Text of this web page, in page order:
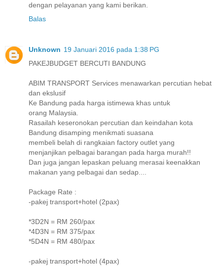
dengan pelayanan yang kami berikan.
Balas
Unknown 19 Januari 2016 pada 1:38 PG
PAKEJBUDGET BERCUTI BANDUNG
ABIM TRANSPORT Services menawarkan percutian hebat
dan ekslusif
Ke Bandung pada harga istimewa khas untuk
orang Malaysia.
Rasailah keseronokan percutian dan keindahan kota
Bandung disamping menikmati suasana
membeli belah di rangkaian factory outlet yang
menjanjikan pelbagai barangan pada harga murah!!
Dan juga jangan lepaskan peluang merasai keenakkan
makanan yang pelbagai dan sedap....
Package Rate :
-pakej transport+hotel (2pax)
*3D2N = RM 260/pax
*4D3N = RM 375/pax
*5D4N = RM 480/pax
-pakej transport+hotel (4pax)